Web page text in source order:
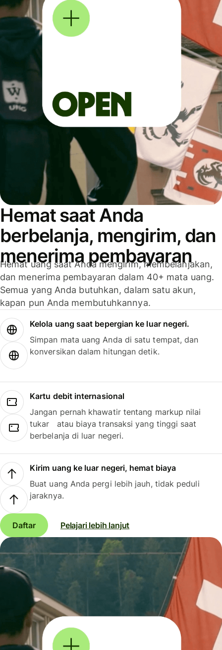
Hemat saat Anda
berbelanja, mengirim, dan
menerima pembayaran
Hemat uang saat Anda mengirim, membelanjakan,
dan menerima pembayaran dalam 40+ mata uang.
Semua yang Anda butuhkan, dalam satu akun,
kapan pun Anda membutuhkannya.
Kelola uang saat bepergian ke luar negeri.
Simpan mata uang Anda di satu tempat, dan
konversikan dalam hitungan detik.
Kartu debit internasional
Jangan pernah khawatir tentang markup nilai
tukar atau biaya transaksi yang tinggi saat
berbelanja di luar negeri.
Kirim uang ke luar negeri, hemat biaya
Buat uang Anda pergi lebih jauh, tidak peduli
jaraknya.
Daftar Pelajari lebih lanjut